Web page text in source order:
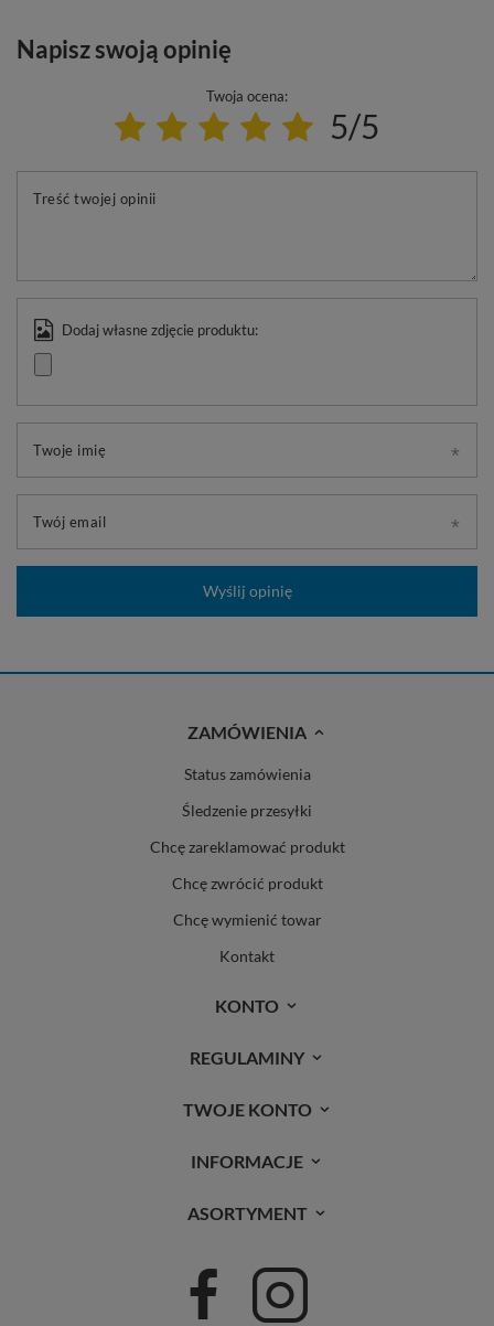
Napisz swoją opinię
Twoja ocena:
5/5
Treść twojej opinii
Dodaj własne zdjęcie produktu:
Twoje imię
Twój email
Wyślij opinię
ZAMÓWIENIA
Status zamówienia
Śledzenie przesyłki
Chcę zareklamować produkt
Chcę zwrócić produkt
Chcę wymienić towar
Kontakt
KONTO
REGULAMINY
TWOJE KONTO
INFORMACJE
ASORTYMENT